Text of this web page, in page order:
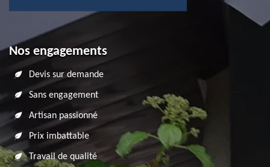
Nos engagements
Devis sur demande
Sans engagement
Artisan passionné
Prix imbattable
Travail de qualité